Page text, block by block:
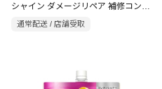
シャイン ダメージリペア 補修コンデ
ィショナー 詰替 560g
通常配送 / 店舗受取